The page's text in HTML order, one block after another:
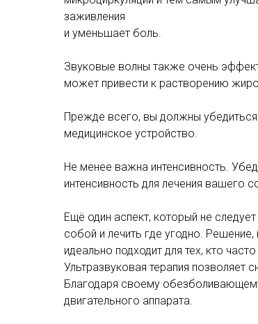
заживления
и уменьшает боль.
Звуковые волны также очень
может привести к растворению
Прежде всего, вы должны
медицинское устройство.
Не менее важна интенсивность.
интенсивность для лечения вашего
Ещё один аспект, который не
собой и лечить где угодно.
идеально подходит для тех, кто
Ультразвуковая терапия позволяет
Благодаря своему
двигательного аппарата.